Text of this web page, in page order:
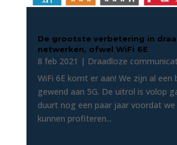
De grootste verbetering in
netwerken, ofwel WiFi 6E
8 feb 2021 | Draadloze
WiFi 6E komt er aan! We zijn al een
gewend aan 5G. De uitrol is volop
duurt nog een paar jaar voordat we
kunnen profiteren...